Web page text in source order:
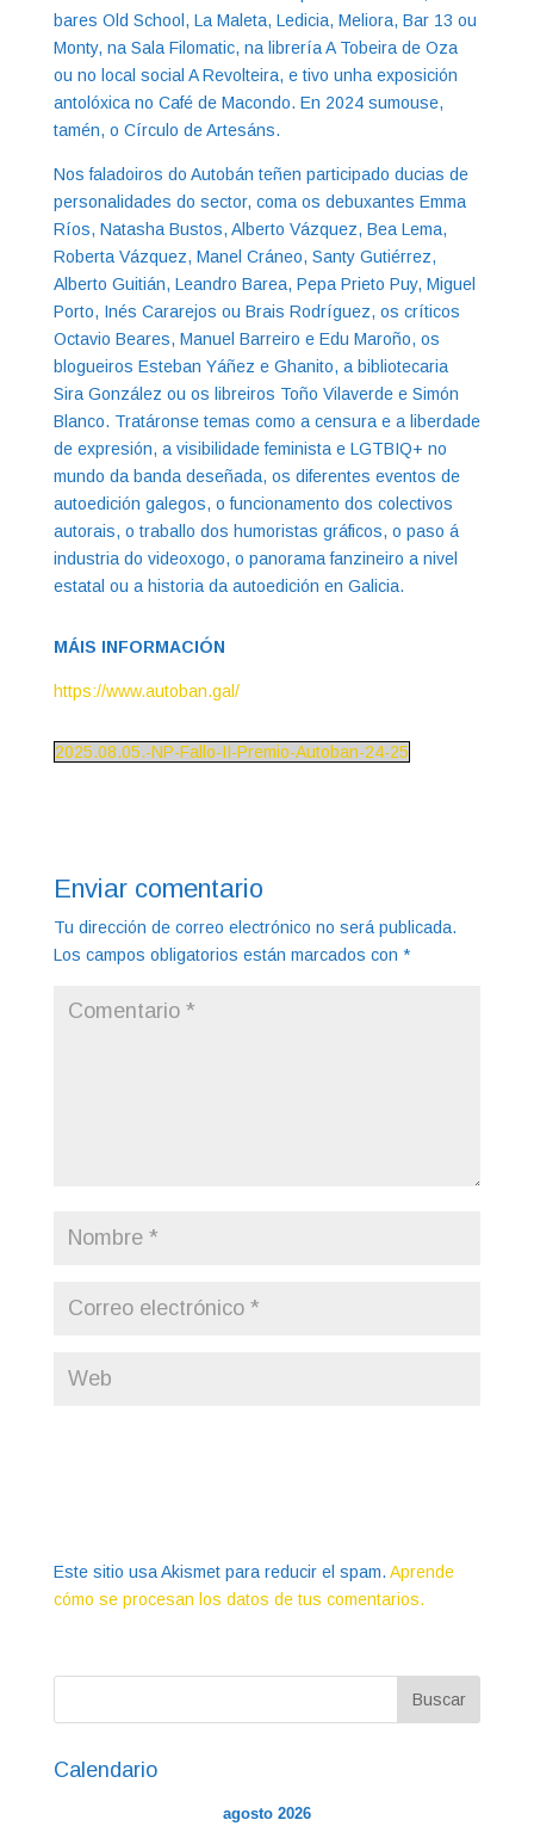
bares Old School, La Maleta, Ledicia, Meliora, Bar 13 ou
Monty, na Sala Filomatic, na librería A Tobeira de Oza
ou no local social A Revolteira, e tivo unha exposición
antolóxica no Café de Macondo. En 2024 sumouse,
tamén, o Círculo de Artesáns.
Nos faladoiros do Autobán teñen participado ducias de
personalidades do sector, coma os debuxantes Emma
Ríos, Natasha Bustos, Alberto Vázquez, Bea Lema,
Roberta Vázquez, Manel Cráneo, Santy Gutiérrez,
Alberto Guitián, Leandro Barea, Pepa Prieto Puy, Miguel
Porto, Inés Cararejos ou Brais Rodríguez, os críticos
Octavio Beares, Manuel Barreiro e Edu Maroño, os
blogueiros Esteban Yáñez e Ghanito, a bibliotecaria
Sira González ou os libreiros Toño Vilaverde e Simón
Blanco. Tratáronse temas como a censura e a liberdade
de expresión, a visibilidade feminista e LGTBIQ+ no
mundo da banda deseñada, os diferentes eventos de
autoedición galegos, o funcionamento dos colectivos
autorais, o traballo dos humoristas gráficos, o paso á
industria do videoxogo, o panorama fanzineiro a nivel
estatal ou a historia da autoedición en Galicia.
MÁIS INFORMACIÓN
https://www.autoban.gal/
2025.08.05.-NP-Fallo-II-Premio-Autoban-24-25
Enviar comentario
Tu dirección de correo electrónico no será publicada.
Los campos obligatorios están marcados con *
Este sitio usa Akismet para reducir el spam. Aprende
cómo se procesan los datos de tus comentarios.
Calendario
agosto 2026